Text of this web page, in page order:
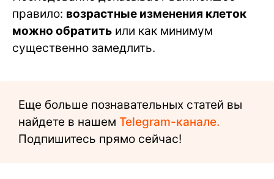
правило: возрастные изменения клеток
можно обратить или как минимум
существенно замедлить.
Еще больше познавательных статей вы
найдете в нашем Telegram-канале.
Подпишитесь прямо сейчас!